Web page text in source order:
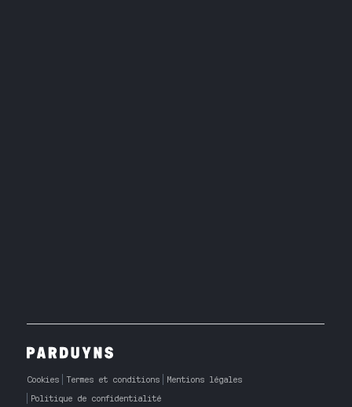
Cookies Termes et conditions
Mentions légales
Politique de confidentialité